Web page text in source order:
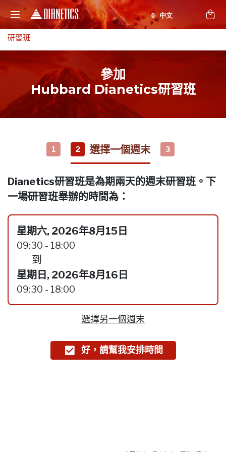
研習班
參加
Hubbard Dianetics研習班
1 2 選擇一個週末 3
Dianetics研習班是為期兩天的週末研習班。下
一場研習班舉辦的時間為：
星期六, 2026年8月15日
09:30 - 18:00
到
星期日, 2026年8月16日
09:30 - 18:00
選擇另一個週末
好，請幫我安排時間